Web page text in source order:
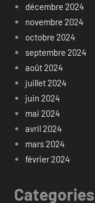
décembre 2024
novembre 2024
octobre 2024
septembre 2024
août 2024
juillet 2024
juin 2024
mai 2024
avril 2024
mars 2024
février 2024
Categories